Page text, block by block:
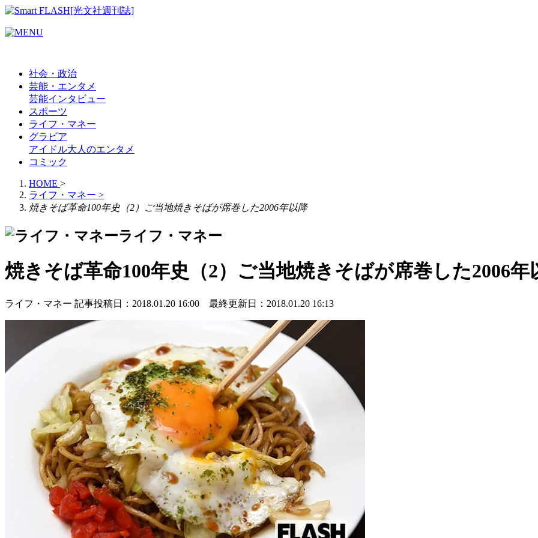
社会・政治
芸能・エンタメ
芸能インタビュー
スポーツ
ライフ・マネー
グラビア
アイドル大人のエンタメ
コミック
HOME >
ライフ・マネー >
焼きそば革命100年史（2）ご当地焼きそばが席巻した2006年以降
ライフ・マネー
焼きそば革命100年史（2）ご当地焼きそばが席巻した2006年
ライフ・マネー 記事投稿日：2018.01.20 16:00 最終更新日：2018.01.20 16:13